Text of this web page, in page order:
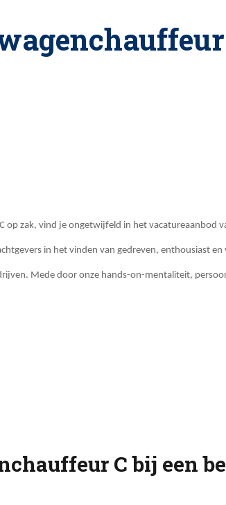
zak, vind je ongetwijfeld in het vacatureaanbod
in het vinden van gedreven, enthousiast
Mede door onze hands-on-mentaliteit,
C bij een